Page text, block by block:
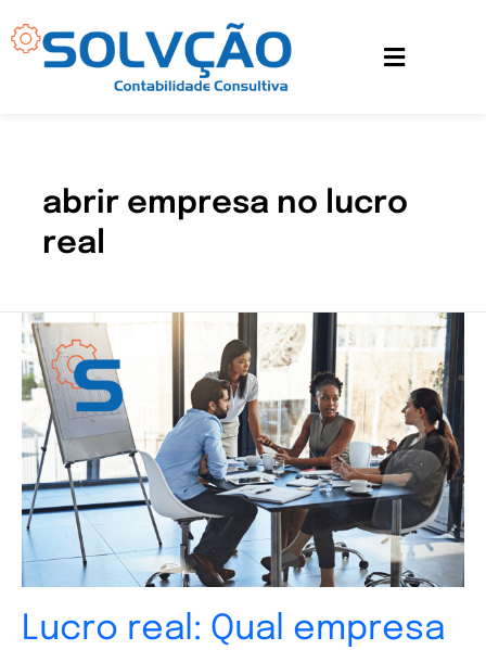
para
abrir empresa no lucro
real
Lucro real: Qual empresa
Lucro
real:
Qual
empresa
pode
aderir
este
regime?